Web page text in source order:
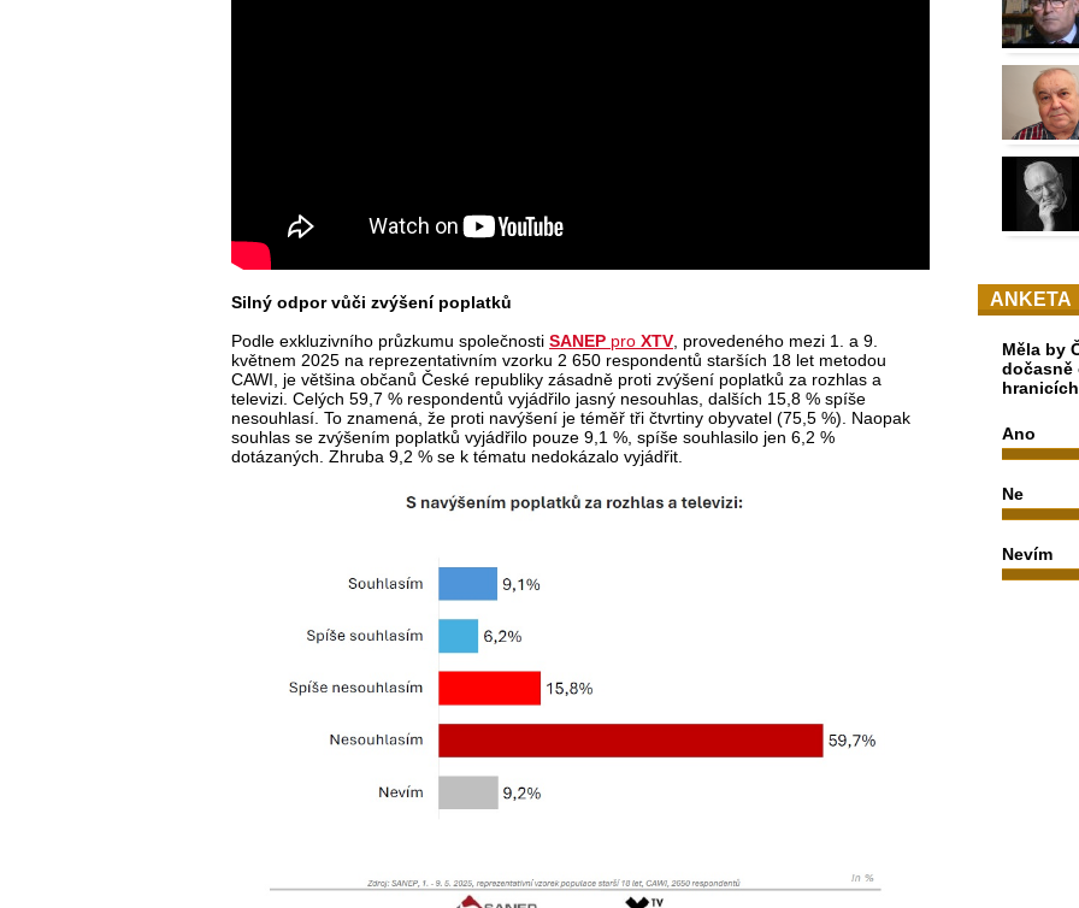
Silný odpor vůči zvýšení poplatků
Podle exkluzivního průzkumu společnosti SANEP pro XTV , provedeného mezi 1. a 9.
květnem 2025 na reprezentativním vzorku 2 650 respondentů starších 18 let metodou
CAWI, je většina občanů České republiky zásadně proti zvýšení poplatků za rozhlas a
televizi. Celých 59,7 % respondentů vyjádřilo jasný nesouhlas, dalších 15,8 % spíše
nesouhlasí. To znamená, že proti navýšení je téměř tři čtvrtiny obyvatel (75,5 %). Naopak
souhlas se zvýšením poplatků vyjádřilo pouze 9,1 %, spíše souhlasilo jen 6,2 %
dotázaných. Zhruba 9,2 % se k tématu nedokázalo vyjádřit.
ANKETA
Měla by
dočasně
Ano
Ne
Nevím